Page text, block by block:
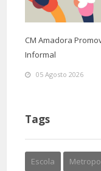
CM Amadora
Informal
05 Agosto 2026
Tags
Escola